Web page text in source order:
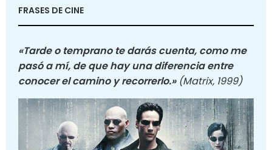
FRASES DE CINE
«Tarde o temprano te darás cuenta, como me
pasó a mí, de que hay una diferencia entre
conocer el camino y recorrerlo.» (Matrix, 1999)